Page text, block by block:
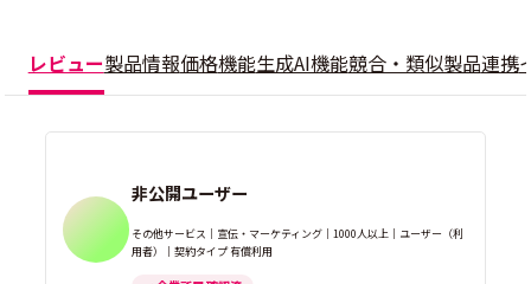
レビュー製品情報価格機能生成AI機能競合・類似製品連携
非公開ユーザー
その他サービス｜宣伝・マーケティング｜1000人以上｜ユーザー（利
用者）｜契約タイプ 有償利用